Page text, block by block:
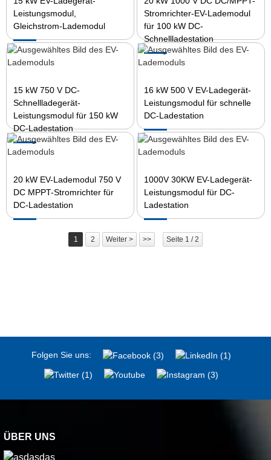
Leistungsmodul,
Gleichstrom-Lademodul
Stromrichter-EV-Lademodul
für 100 kW DC-
Schnellladestation
15 kW 750 V DC-
Schnellladegerät-
Leistungsmodul für 150 kW
DC-Ladestation
16 kW 500 V EV-Ladegerät-
Leistungsmodul für schnelle
DC-Ladestation
20 kW EV-Lademodul 750 V
DC MPPT-Stromrichter für
DC-Ladestation
1000V 30KW EV-Ladegerät-
Leistungsmodul für DC-
Ladestation
1 2 Weiter > >> Seite 1 / 2
Folgen Sie uns:
ÜBER UNS